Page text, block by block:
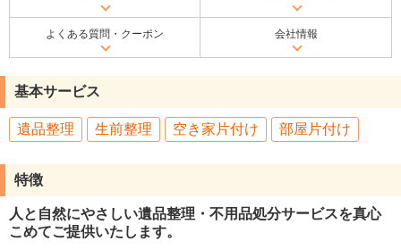
よくある質問・クーポン 会社情報
基本サービス
遺品整理 生前整理 空き家片付け 部屋片付け
特徴
人と自然にやさしい遺品整理・不用品処分サービスを真心
こめてご提供いたします。